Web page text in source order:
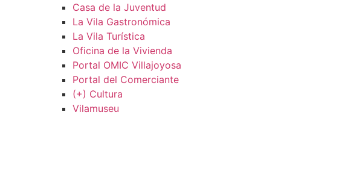
Casa de la Juventud
La Vila Gastronómica
La Vila Turística
Oficina de la Vivienda
Portal OMIC Villajoyosa
Portal del Comerciante
(+) Cultura
Vilamuseu